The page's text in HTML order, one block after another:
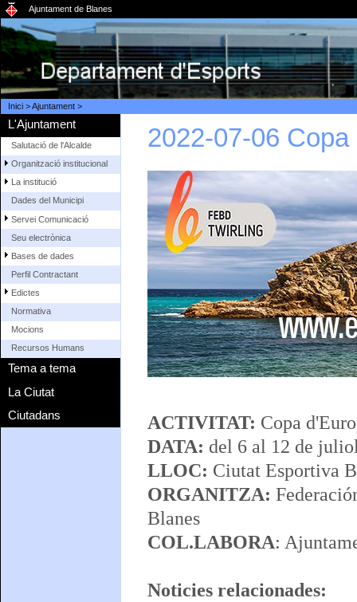
Ajuntament de Blanes
Inici>Ajuntament>
L'Ajuntament
Salutació de l'Alcalde
Organització institucional
La institució
Dades del Municipi
Servei Comunicació
Seu electrònica
Bases de dades
Perfil Contractant
Edictes
Normativa
Mocions
Recursos Humans
Tema a tema
La Ciutat
Ciutadans
2022-07-06
ACTIVITAT: Copa
DATA: del 6 al 12 de
LLOC: Ciutat Esportiva
ORGANITZA:
Blanes
COL.LABORA:
Noticies relacionades: